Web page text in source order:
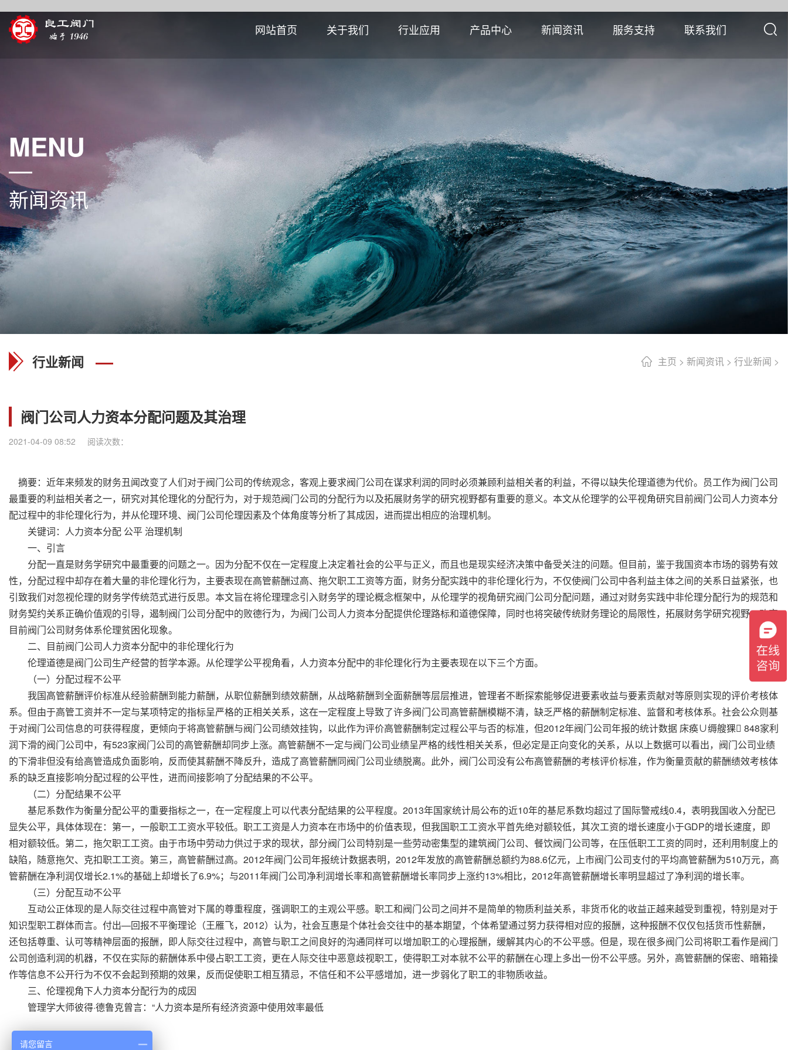
网站首页 关于我们 行业应用 产品中心 新闻资讯 服务支持 联系我们
MENU
新闻资讯
主页 > 新闻资讯 > 行业新闻 >
行业新闻
阀门公司人力资本分配问题及其治理
2021-04-09 08:52 阅读次数：
摘要：近年来频发的财务丑闻改变了人们对于阀门公司的传统观念，客观上要求阀门公司在谋求利润的同时必须兼顾利益相关者的利益，不得以缺失伦理道德为代价。员工作为阀门公司
最重要的利益相关者之一，研究对其伦理化的分配行为，对于规范阀门公司的分配行为以及拓展财务学的研究视野都有重要的意义。本文从伦理学的公平视角研究目前阀门公司人力资本分
配过程中的非伦理化行为，并从伦理环境、阀门公司伦理因素及个体角度等分析了其成因，进而提出相应的治理机制。
关键词：人力资本分配 公平 治理机制
一、引言
分配一直是财务学研究中最重要的问题之一。因为分配不仅在一定程度上决定着社会的公平与正义，而且也是现实经济决策中备受关注的问题。但目前，鉴于我国资本市场的弱势有效
性，分配过程中却存在着大量的非伦理化行为，主要表现在高管薪酬过高、拖欠职工工资等方面，财务分配实践中的非伦理化行为，不仅使阀门公司中各利益主体之间的关系日益紧张，也
引致我们对忽视伦理的财务学传统范式进行反思。本文旨在将伦理理念引入财务学的理论概念框架中，从伦理学的视角研究阀门公司分配问题，通过对财务实践中非伦理分配行为的规范和
财务契约关系正确价值观的引导，遏制阀门公司分配中的败德行为，为阀门公司人力资本分配提供伦理路标和道德保障，同时也将突破传统财务理论的局限性，拓展财务学研究视野，改变
目前阀门公司财务体系伦理贫困化现象。
二、目前阀门公司人力资本分配中的非伦理化行为
伦理道德是阀门公司生产经营的哲学本源。从伦理学公平视角看，人力资本分配中的非伦理化行为主要表现在以下三个方面。
（一）分配过程不公平
我国高管薪酬评价标准从经验薪酬到能力薪酬，从职位薪酬到绩效薪酬，从战略薪酬到全面薪酬等层层推进，管理者不断探索能够促进要素收益与要素贡献对等原则实现的评价考核体
系。但由于高管工资并不一定与某项特定的指标呈严格的正相关关系，这在一定程度上导致了许多阀门公司高管薪酬模糊不清，缺乏严格的薪酬制定标准、监督和考核体系。社会公众则基
于对阀门公司信息的可获得程度，更倾向于将高管薪酬与阀门公司绩效挂钩，以此作为评价高管薪酬制定过程公平与否的标准，但2012年阀门公司年报的统计数据 床痪∪缛艘猓 848家利
润下滑的阀门公司中，有523家阀门公司的高管薪酬却同步上涨。高管薪酬不一定与阀门公司业绩呈严格的线性相关关系，但必定是正向变化的关系，从以上数据可以看出，阀门公司业绩
的下滑非但没有给高管造成负面影响，反而使其薪酬不降反升，造成了高管薪酬同阀门公司业绩脱离。此外，阀门公司没有公布高管薪酬的考核评价标准，作为衡量贡献的薪酬绩效考核体
系的缺乏直接影响分配过程的公平性，进而间接影响了分配结果的不公平。
（二）分配结果不公平
基尼系数作为衡量分配公平的重要指标之一，在一定程度上可以代表分配结果的公平程度。2013年国家统计局公布的近10年的基尼系数均超过了国际警戒线0.4，表明我国收入分配已
显失公平，具体体现在：第一，一般职工工资水平较低。职工工资是人力资本在市场中的价值表现，但我国职工工资水平首先绝对额较低，其次工资的增长速度小于GDP的增长速度，即
相对额较低。第二，拖欠职工工资。由于市场中劳动力供过于求的现状，部分阀门公司特别是一些劳动密集型的建筑阀门公司、餐饮阀门公司等，在压低职工工资的同时，还利用制度上的
缺陷，随意拖欠、克扣职工工资。第三，高管薪酬过高。2012年阀门公司年报统计数据表明，2012年发放的高管薪酬总额约为88.6亿元，上市阀门公司支付的平均高管薪酬为510万元，高
管薪酬在净利润仅增长2.1%的基础上却增长了6.9%；与2011年阀门公司净利润增长率和高管薪酬增长率同步上涨约13%相比，2012年高管薪酬增长率明显超过了净利润的增长率。
（三）分配互动不公平
互动公正体现的是人际交往过程中高管对下属的尊重程度，强调职工的主观公平感。职工和阀门公司之间并不是简单的物质利益关系，非货币化的收益正越来越受到重视，特别是对于
知识型职工群体而言。付出—回报不平衡理论（王雁飞，2012）认为，社会互惠是个体社会交往中的基本期望，个体希望通过努力获得相对应的报酬，这种报酬不仅仅包括货币性薪酬，
还包括尊重、认可等精神层面的报酬，即人际交往过程中，高管与职工之间良好的沟通同样可以增加职工的心理报酬，缓解其内心的不公平感。但是，现在很多阀门公司将职工看作是阀门
公司创造利润的机器，不仅在实际的薪酬体系中侵占职工工资，更在人际交往中恶意歧视职工，使得职工对本就不公平的薪酬在心理上多出一份不公平感。另外，高管薪酬的保密、暗箱操
作等信息不公开行为不仅不会起到预期的效果，反而促使职工相互猜忌，不信任和不公平感增加，进一步弱化了职工的非物质收益。
三、伦理视角下人力资本分配行为的成因
管理学大师彼得·德鲁克曾言：“人力资本是所有经济资源中使用效率最低
请您留言